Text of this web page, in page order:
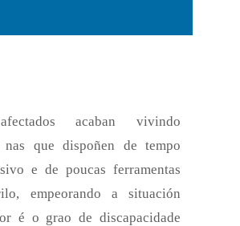
acaban vivindo
nas que dispoñen de tempo
e de poucas ferramentas
empeorando a situación
é o grao de discapacidade